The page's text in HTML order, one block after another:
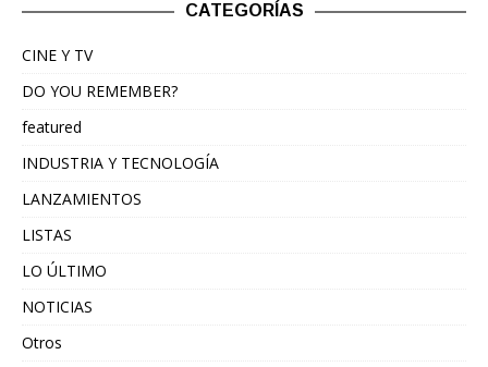
CATEGORÍAS
CINE Y TV
DO YOU REMEMBER?
featured
INDUSTRIA Y TECNOLOGÍA
LANZAMIENTOS
LISTAS
LO ÚLTIMO
NOTICIAS
Otros